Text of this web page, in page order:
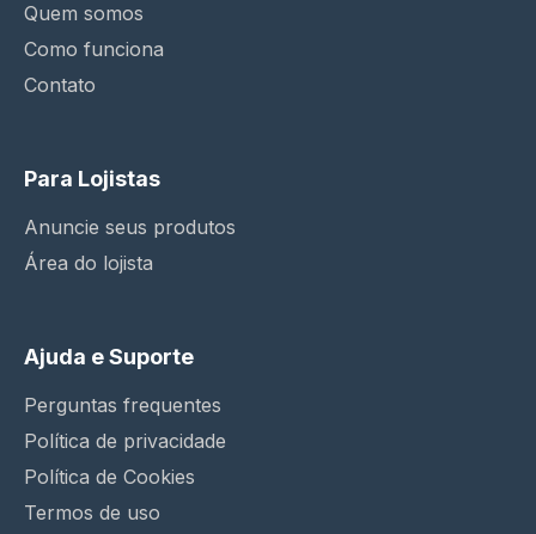
Quem somos
Como funciona
Contato
Para Lojistas
Anuncie seus produtos
Área do lojista
Ajuda e Suporte
Perguntas frequentes
Política de privacidade
Política de Cookies
Termos de uso